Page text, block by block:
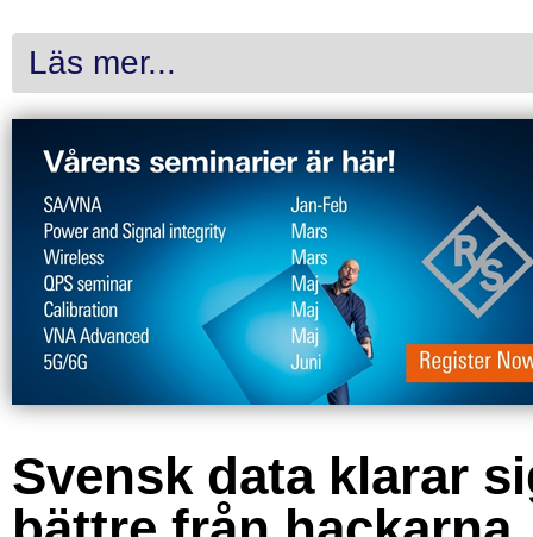
Läs mer...
Svensk data klarar